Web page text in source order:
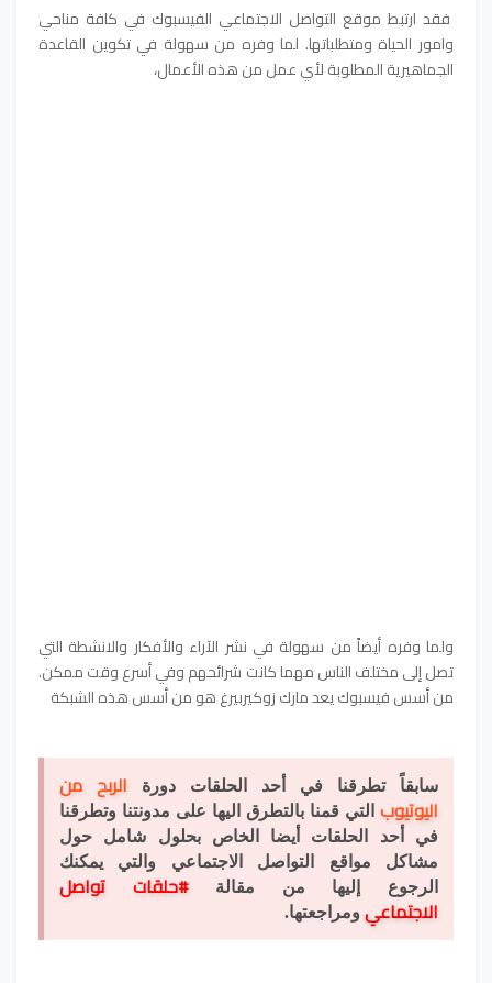
فقد ارتبط موقع التواصل الاجتماعي الفيسبوك في كافة مناحي
وامور الحياة ومتطلباتها. لما وفره من سهولة في تكوين القاعدة
الجماهيرية المطلوبة لأي عمل من هذه الأعمال،
ولما وفره أيضاً من سهولة في نشر الآراء والأفكار والانشطة التي
تصل إلى مختلف الناس مهما كانت شرائحهم وفي أسرع وقت ممكن.
من أسس فيسبوك يعد مارك زوكيربيرغ هو من أسس هذه الشبكة
سابقاً تطرقنا في أحد الحلقات دورة الربح من
اليوتيوب التي قمنا بالتطرق اليها على مدونتنا وتطرقنا
في أحد الحلقات أيضا الخاص بحلول شامل حول
مشاكل مواقع التواصل الاجتماعي والتي يمكنك
الرجوع إليها من مقالة#حلقات تواصل
الاجتماعي ومراجعتها.